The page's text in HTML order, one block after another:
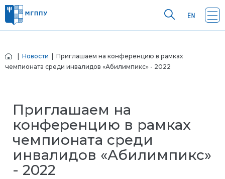
Новости | Приглашаем на конференцию в рамках
чемпионата среди инвалидов «Абилимпикс» - 2022
Приглашаем на
конференцию в рамках
чемпионата среди
инвалидов «Абилимпикс»
- 2022